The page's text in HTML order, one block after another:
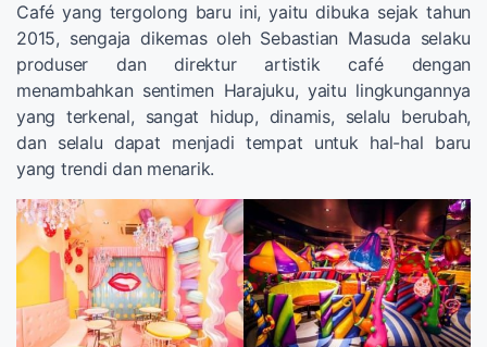
Café yang tergolong baru ini, yaitu dibuka sejak tahun
2015, sengaja dikemas oleh Sebastian Masuda selaku
produser dan direktur artistik café dengan
menambahkan sentimen Harajuku, yaitu lingkungannya
yang terkenal, sangat hidup, dinamis, selalu berubah,
dan selalu dapat menjadi tempat untuk hal-hal baru
yang trendi dan menarik.